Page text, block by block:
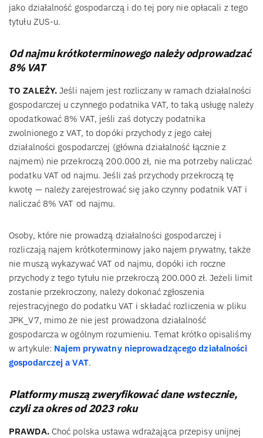
jako działalność gospodarczą i do tej pory nie opłacali z tego
tytułu ZUS-u.
Od najmu krótkoterminowego należy odprowadzać
8% VAT
TO ZALEŻY. Jeśli najem jest rozliczany w ramach działalności
gospodarczej u czynnego podatnika VAT, to taką usługę należy
opodatkować 8% VAT, jeśli zaś dotyczy podatnika
zwolnionego z VAT, to dopóki przychody z jego całej
działalności gospodarczej (główna działalność łącznie z
najmem) nie przekroczą 200.000 zł, nie ma potrzeby naliczać
podatku VAT od najmu. Jeśli zaś przychody przekroczą tę
kwotę — należy zarejestrować się jako czynny podatnik VAT i
naliczać 8% VAT od najmu.
Osoby, które nie prowadzą działalności gospodarczej i
rozliczają najem krótkoterminowy jako najem prywatny, także
nie muszą wykazywać VAT od najmu, dopóki ich roczne
przychody z tego tytułu nie przekroczą 200.000 zł. Jeżeli limit
zostanie przekroczony, należy dokonać zgłoszenia
rejestracyjnego do podatku VAT i składać rozliczenia w pliku
JPK_V7, mimo że nie jest prowadzona działalność
gospodarcza w ogólnym rozumieniu. Temat krótko opisaliśmy
w artykule: Najem prywatny nieprowadzącego działalności
gospodarczej a VAT.
Platformy muszą zweryfikować dane wstecznie,
czyli za okres od 2023 roku
PRAWDA.Choć polska ustawa wdrażająca przepisy unijnej